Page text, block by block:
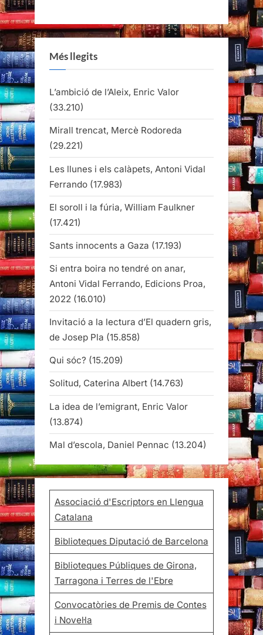
Més llegits
L’ambició de l’Aleix, Enric Valor
(33.210)
Mirall trencat, Mercè Rodoreda
(29.221)
Les llunes i els calàpets, Antoni Vidal
Ferrando (17.983)
El soroll i la fúria, William Faulkner
(17.421)
Sants innocents a Gaza (17.193)
Si entra boira no tendré on anar,
Antoni Vidal Ferrando, Edicions Proa,
2022 (16.010)
Invitació a la lectura d’El quadern gris,
de Josep Pla (15.858)
Qui sóc? (15.209)
Solitud, Caterina Albert (14.763)
La idea de l’emigrant, Enric Valor
(13.874)
Mal d’escola, Daniel Pennac (13.204)
Associació d'Escriptors en Llengua
Catalana
Biblioteques Diputació de Barcelona
Biblioteques Públiques de Girona,
Tarragona i Terres de l'Ebre
Convocatòries de Premis de Contes
i Novel·la